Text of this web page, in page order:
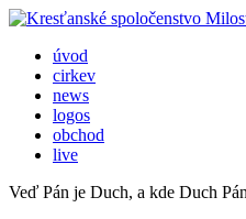
úvod
cirkev
news
logos
obchod
live
Veď Pán je Duch, a kde Duch